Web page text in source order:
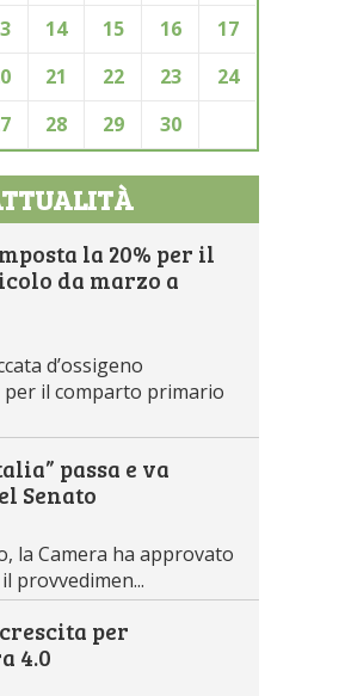
14 15 16
17
21 22 23
24
28 29 30
la 20% per il
da marzo a
d’ossigeno
il comparto primario
passa e va
Senato
la Camera ha approvato
provvedimen...
per
4.0